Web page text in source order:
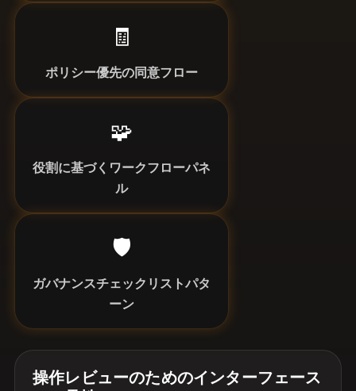
🧾
ポリシー優先の同意フロー
🧩
役割に基づくワークフローパネ
ル
🛡️
ガバナンスチェックリストパタ
ーン
操作レビューのためのインターフェース